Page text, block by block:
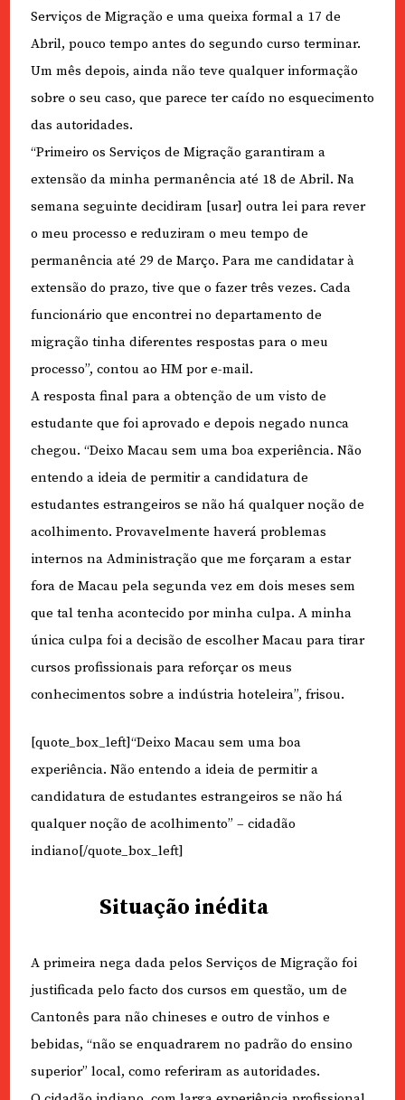
Serviços de Migração e uma queixa formal a 17 de
Abril, pouco tempo antes do segundo curso terminar.
Um mês depois, ainda não teve qualquer informação
sobre o seu caso, que parece ter caído no esquecimento
das autoridades.
“Primeiro os Serviços de Migração garantiram a
extensão da minha permanência até 18 de Abril. Na
semana seguinte decidiram [usar] outra lei para rever
o meu processo e reduziram o meu tempo de
permanência até 29 de Março. Para me candidatar à
extensão do prazo, tive que o fazer três vezes. Cada
funcionário que encontrei no departamento de
migração tinha diferentes respostas para o meu
processo”, contou ao HM por e-mail.
A resposta final para a obtenção de um visto de
estudante que foi aprovado e depois negado nunca
chegou. “Deixo Macau sem uma boa experiência. Não
entendo a ideia de permitir a candidatura de
estudantes estrangeiros se não há qualquer noção de
acolhimento. Provavelmente haverá problemas
internos na Administração que me forçaram a estar
fora de Macau pela segunda vez em dois meses sem
que tal tenha acontecido por minha culpa. A minha
única culpa foi a decisão de escolher Macau para tirar
cursos profissionais para reforçar os meus
conhecimentos sobre a indústria hoteleira”, frisou.
[quote_box_left]“Deixo Macau sem uma boa
experiência. Não entendo a ideia de permitir a
candidatura de estudantes estrangeiros se não há
qualquer noção de acolhimento” – cidadão
indiano[/quote_box_left]
Situação inédita
A primeira nega dada pelos Serviços de Migração foi
justificada pelo facto dos cursos em questão, um de
Cantonês para não chineses e outro de vinhos e
bebidas, “não se enquadrarem no padrão do ensino
superior” local, como referiram as autoridades.